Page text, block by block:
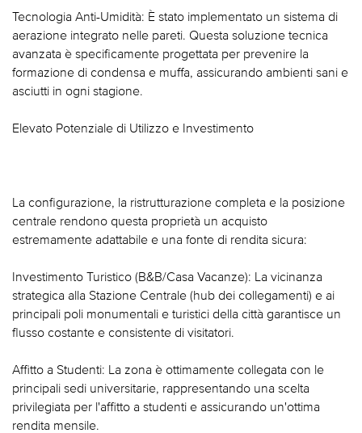
Tecnologia Anti-Umidità: È stato implementato un sistema di
aerazione integrato nelle pareti. Questa soluzione tecnica
avanzata è specificamente progettata per prevenire la
formazione di condensa e muffa, assicurando ambienti sani e
asciutti in ogni stagione.
Elevato Potenziale di Utilizzo e Investimento
La configurazione, la ristrutturazione completa e la posizione
centrale rendono questa proprietà un acquisto
estremamente adattabile e una fonte di rendita sicura:
Investimento Turistico (B&B/Casa Vacanze): La vicinanza
strategica alla Stazione Centrale (hub dei collegamenti) e ai
principali poli monumentali e turistici della città garantisce un
flusso costante e consistente di visitatori.
Affitto a Studenti: La zona è ottimamente collegata con le
principali sedi universitarie, rappresentando una scelta
privilegiata per l'affitto a studenti e assicurando un'ottima
rendita mensile.